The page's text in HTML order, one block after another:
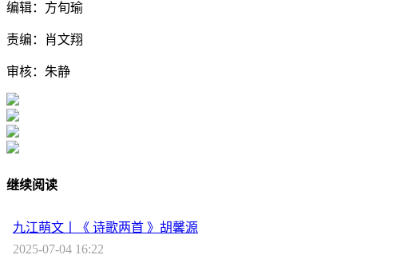
编辑：方旬瑜
责编：肖文翔
审核：朱静
继续阅读
九江萌文丨《 诗歌两首 》胡馨源
2025-07-04 16:22